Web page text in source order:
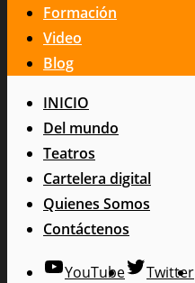
Formación
Video
Blog
INICIO
Del mundo
Teatros
Cartelera digital
Quienes Somos
Contáctenos
YouTube Twitter